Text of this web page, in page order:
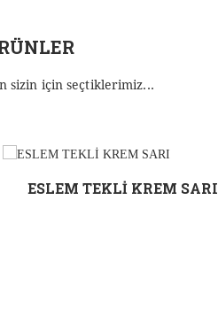
sizin için seçtiklerimiz...
ESLEM TEKLİ KREM SARI